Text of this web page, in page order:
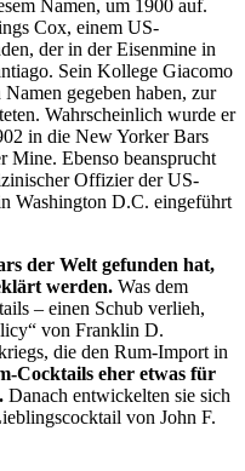
Namen, um 1900 auf.
Cox, einem US-
der in der Eisenmine in
Sein Kollege Giacomo
gegeben haben, zur
Wahrscheinlich wurde er
in die New Yorker Bars
Mine. Ebenso beansprucht
Offizier der US-
Washington D.C. eingeführt
der Welt gefunden hat,
werden. Was dem
– einen Schub verlieh,
von Franklin D.
die den Rum-Import in
Cocktails eher etwas für
Danach entwickelten sie sich
von John F.